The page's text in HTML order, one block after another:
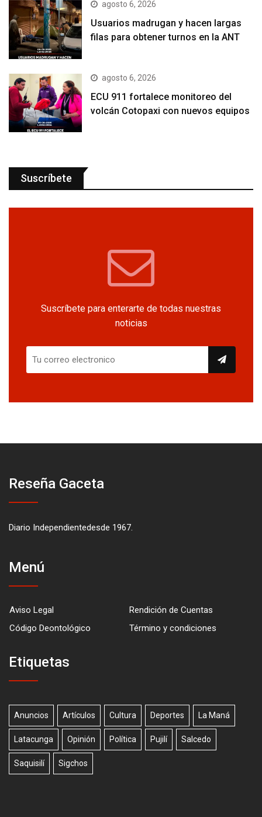
agosto 6, 2026
Usuarios madrugan y hacen largas
filas para obtener turnos en la ANT
agosto 6, 2026
ECU 911 fortalece monitoreo del
volcán Cotopaxi con nuevos equipos
Suscríbete
Suscríbete para enterarte de todas nuestras
noticias
Reseña Gaceta
Diario Independientedesde 1967.
Menú
Aviso Legal
Rendición de Cuentas
Código Deontológico
Término y condiciones
Etiquetas
Anuncios Artículos Cultura Deportes La Maná
Latacunga Opinión Política Pujilí Salcedo
Saquisilí Sigchos